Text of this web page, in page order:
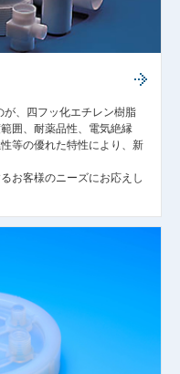
、四フッ化エチレン樹脂
囲、耐薬品性、電気絶縁
等の優れた特性により、新
お客様のニーズにお応えし